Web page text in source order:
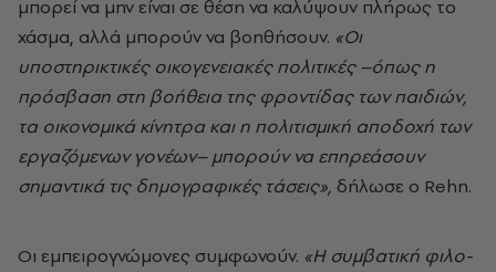
μπορεί να μην είναι σε θέση να καλύψουν πλήρως το
χάσμα, αλλά μπορούν να βοηθήσουν. «Οι
υποστηρικτικές οικογενειακές πολιτικές –όπως η
πρόσβαση στη βοήθεια της φροντίδας των παιδιών,
τα οικονομικά κίνητρα και η πολιτισμική αποδοχή των
εργαζόμενων γονέων– μπορούν να επηρεάσουν
σημαντικά τις δημογραφικές τάσεις», δήλωσε ο Rehn.
Οι εμπειρογνώμονες συμφωνούν. «Η συμβατική φιλο-